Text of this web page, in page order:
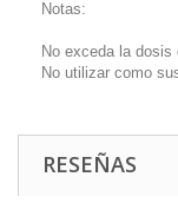
Notas:
No exceda la dosis
No utilizar como
RESEÑAS